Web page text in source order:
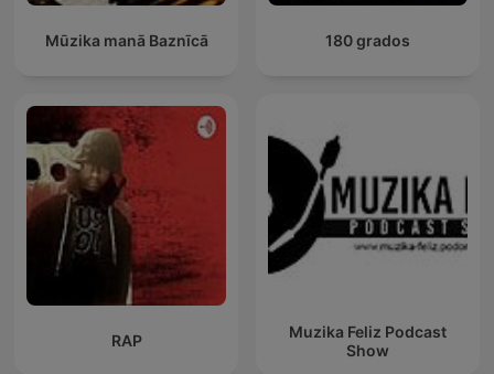
Mūzika manā Baznīcā 180 grados
RAP
Muzika Feliz Podcast
Show